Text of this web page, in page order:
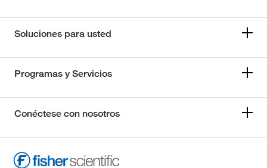
Soluciones para usted
Programas y Servicios
Conéctese con nosotros